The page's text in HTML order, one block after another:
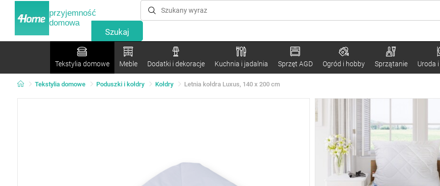
przyjemność
domowa
Tekstylia domowe Meble Dodatki i dekoracje Kuchnia i jadalnia Sprzęt AGD Ogród i hobby Sprzątanie Uroda
Tekstylia domowe Poduszki i kołdry Kołdry Letnia kołdra Luxus, 140 x 200 cm